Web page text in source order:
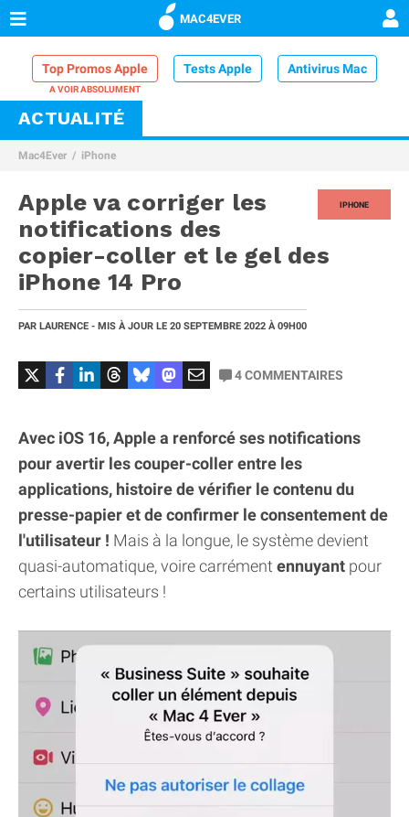
MAC4EVER
Top Promos Apple Tests Apple Antivirus Mac
VPN Mac
Comparatif iPhone
ACTUALITÉ
Mac4Ever iPhone
IPHONE
Apple va corriger les
notifications des
copier-coller et le gel des
iPhone 14 Pro
PAR LAURENCE - MIS À JOUR LE 20 SEPTEMBRE 2022 À 09H00
4COMMENTAIRES
Avec iOS 16, Apple a renforcé ses notifications
pour avertir les couper-coller entre les
applications, histoire de vérifier le contenu du
presse-papier et de confirmer le consentement de
l'utilisateur ! Mais à la longue, le système devient
quasi-automatique, voire carrément ennuyant pour
certains utilisateurs !